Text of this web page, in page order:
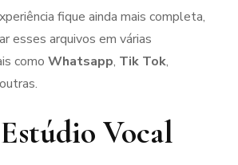
fique ainda mais completa,
esses arquivos em várias
como Whatsapp, Tik Tok,
Vocal